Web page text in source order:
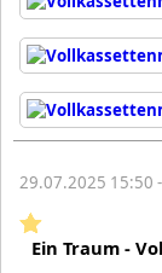
29.07.2025 15:50
Ein Traum -